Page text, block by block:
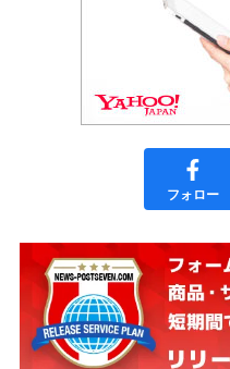
フォロー